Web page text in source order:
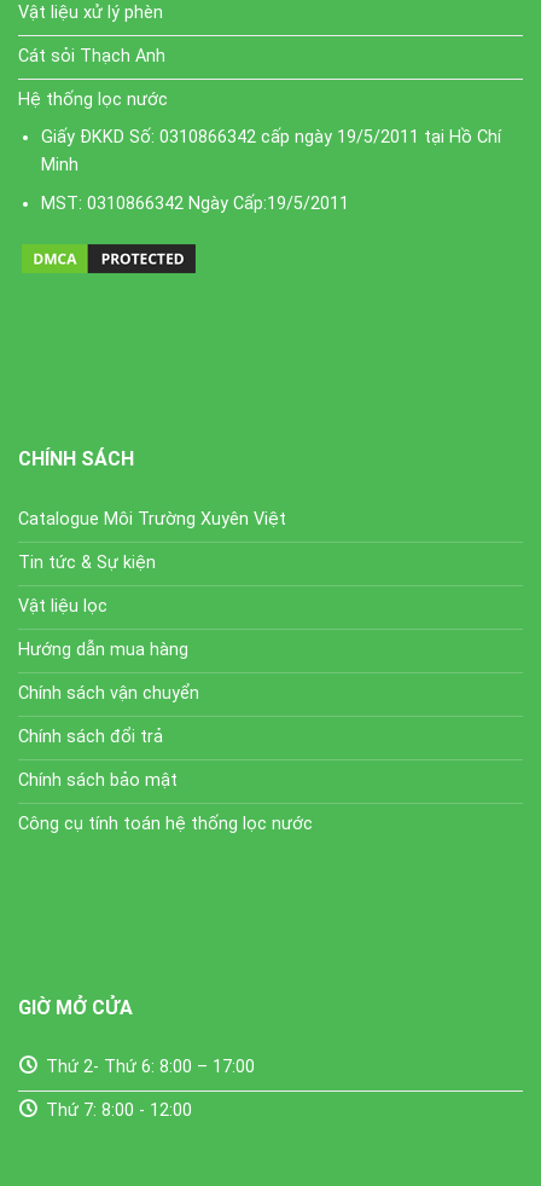
Vật liệu xử lý phèn
Cát sỏi Thạch Anh
Hệ thống lọc nước
Giấy ĐKKD Số: 0310866342 cấp ngày 19/5/2011 tại Hồ Chí
Minh
MST: 0310866342 Ngày Cấp:19/5/2011
CHÍNH SÁCH
Catalogue Môi Trường Xuyên Việt
Tin tức & Sự kiện
Vật liệu lọc
Hướng dẫn mua hàng
Chính sách vận chuyển
Chính sách đổi trả
Chính sách bảo mật
Công cụ tính toán hệ thống lọc nước
GIỜ MỞ CỬA
Thứ 2- Thứ 6: 8:00 – 17:00
Thứ 7: 8:00 - 12:00